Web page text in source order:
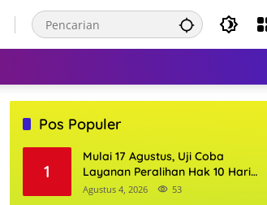
Pos Populer
1
Mulai 17 Agustus, Uji Coba
Layanan Peralihan Hak 10 Hari
di 15 Kantor Pertanahan
Agustus 4, 2026 53